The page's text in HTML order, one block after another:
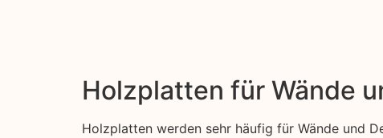
Holzplatten für Wände
Holzplatten werden sehr häufig für Wände und